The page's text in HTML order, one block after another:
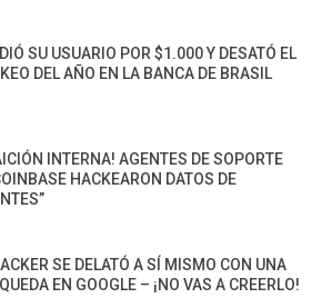
SU USUARIO POR $1.000 Y DESATÓ EL
DEL AÑO EN LA BANCA DE BRASIL
INTERNA! AGENTES DE SOPORTE
HACKEARON DATOS DE
SE DELATÓ A SÍ MISMO CON UNA
EN GOOGLE – ¡NO VAS A CREERLO!